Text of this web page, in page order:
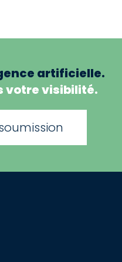
artificielle.
votre visibilité.